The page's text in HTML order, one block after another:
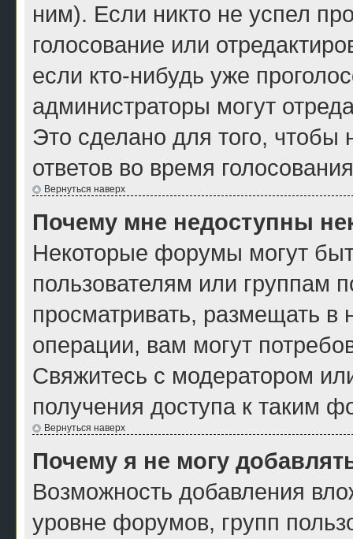
ним). Если никто не успел
голосование или
если кто-нибудь уже
администраторы могут
Это сделано для того,
ответов во время
Вернуться наверх
Почему мне недоступны
Некоторые форумы могут
пользователям или группам
просматривать, размещать
операции, вам могут
Свяжитесь с модератором
получения доступа к таким
Вернуться наверх
Почему я не могу
Возможность добавления
уровне форумов, групп